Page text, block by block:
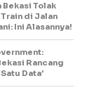
Bekasi Tolak
di Jalan
Ini Alasannya!
Rancang
Data’